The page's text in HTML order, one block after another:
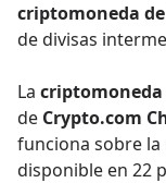
criptomoneda
de divisas
La criptomoneda
de Crypto.com
funciona sobre la
disponible en 22